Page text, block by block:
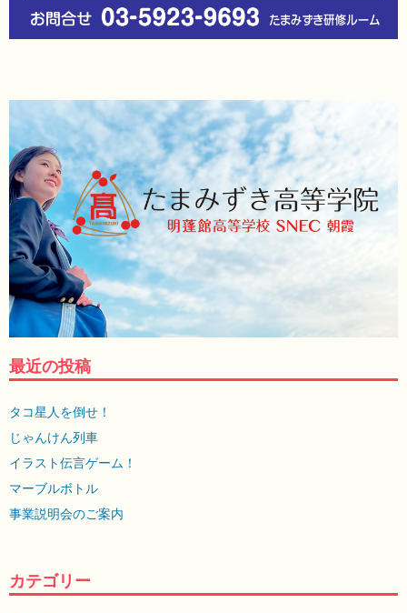
最近の投稿
タコ星人を倒せ！
じゃんけん列車
イラスト伝言ゲーム！
マーブルボトル
事業説明会のご案内
カテゴリー